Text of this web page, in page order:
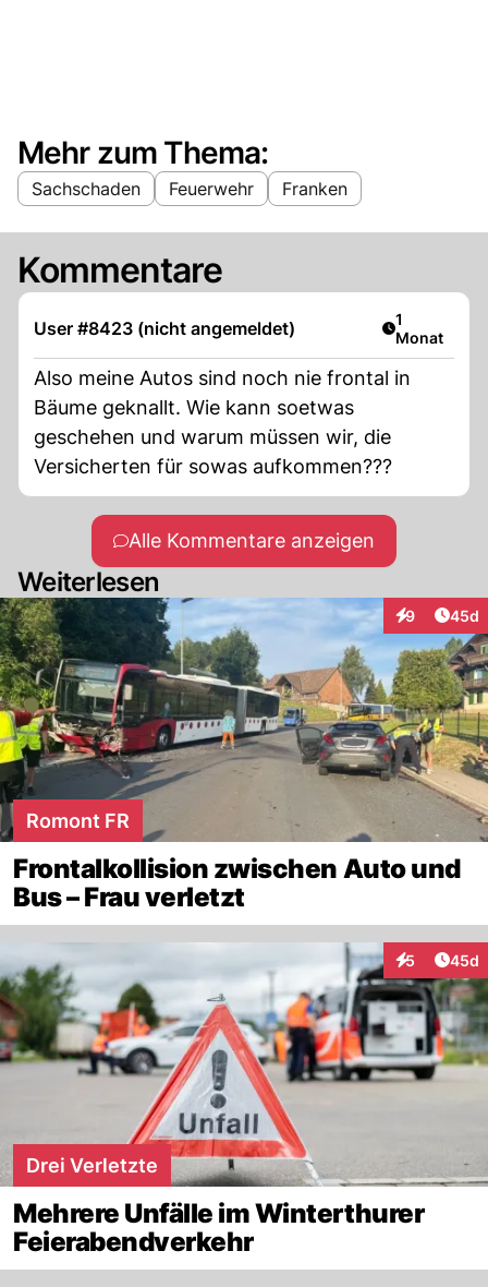
Mehr zum Thema:
Sachschaden Feuerwehr Franken
Kommentare
User #8423 (nicht angemeldet) Artikel
1
Monat
Also meine Autos sind noch nie frontal in
Bäume geknallt. Wie kann soetwas
geschehen und warum müssen wir, die
Versicherten für sowas aufkommen???
Alle Kommentare anzeigen
Weiterlesen
9
Interaktionen
45d
Romont FR
Frontalkollision zwischen Auto und
Bus – Frau verletzt
5
Interaktionen
45d
Drei Verletzte
Mehrere Unfälle im Winterthurer
Feierabendverkehr